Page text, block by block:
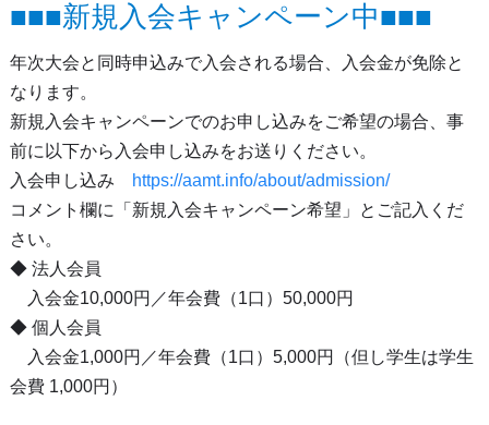
■■■新規入会キャンペーン中■■■
年次大会と同時申込みで入会される場合、入会金が免除と
なります。
新規入会キャンペーンでのお申し込みをご希望の場合、事
前に以下から入会申し込みをお送りください。
入会申し込み
https://aamt.info/about/admission/
コメント欄に「新規入会キャンペーン希望」とご記入くだ
さい。
◆ 法人会員
入会金10,000円／年会費（1口）50,000円
◆ 個人会員
入会金1,000円／年会費（1口）5,000円（但し学生は学生
会費 1,000円）